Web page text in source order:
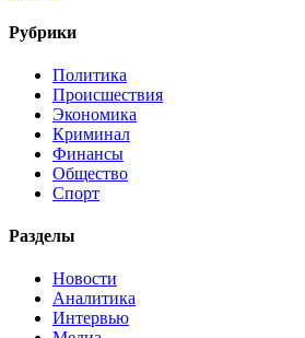
Рубрики
Политика
Происшествия
Экономика
Криминал
Финансы
Общество
Спорт
Разделы
Новости
Аналитика
Интервью